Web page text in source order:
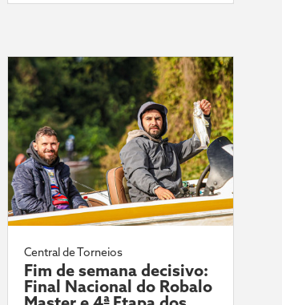
Central de Torneios
Fim de semana decisivo:
Final Nacional do Robalo